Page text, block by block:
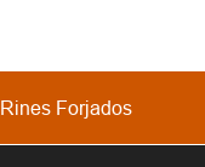
Rines Forjados